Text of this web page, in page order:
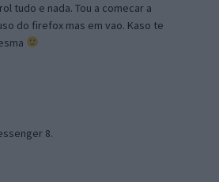
tudo e nada. Tou a comecar a
do firefox mas em vao. Kaso te
8.